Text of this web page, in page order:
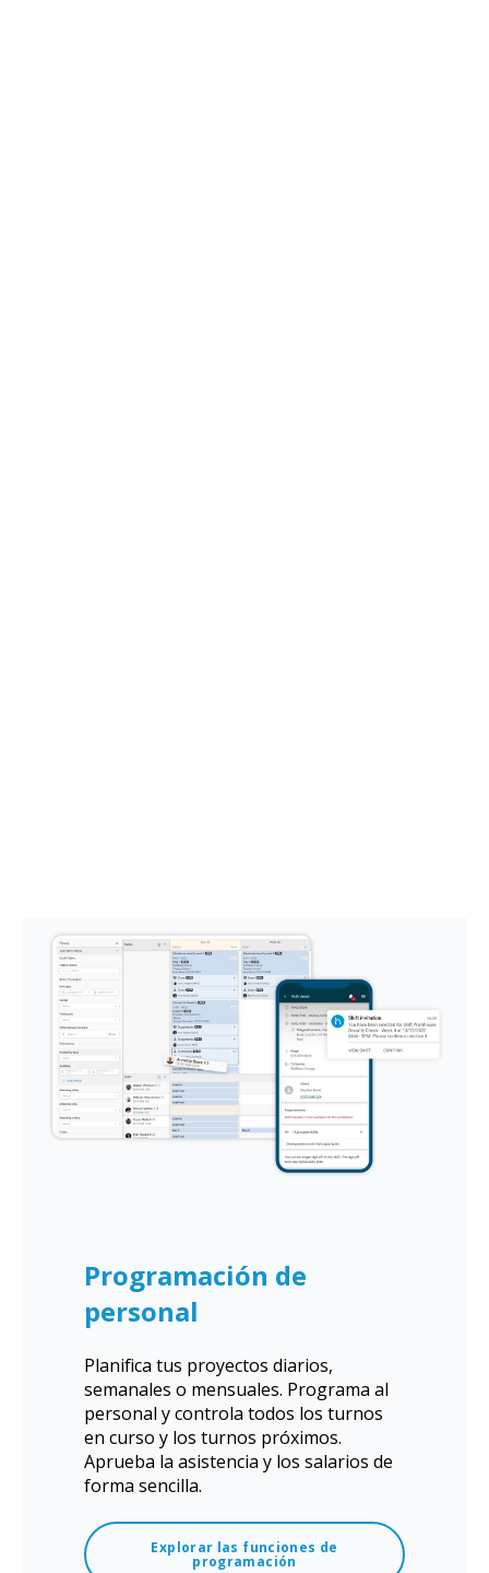
Programación de
personal
Planifica tus proyectos diarios,
semanales o mensuales. Programa al
personal y controla todos los turnos
en curso y los turnos próximos.
Aprueba la asistencia y los salarios de
forma sencilla.
Explorar las funciones de
programación